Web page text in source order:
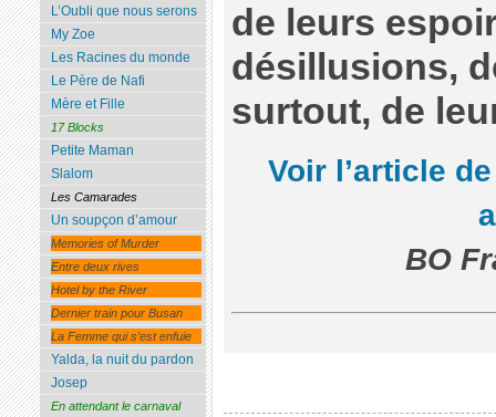
de leurs
désillusions,
surtout, de
Voir l’article
BO
L’Oubli que nous serons
My Zoe
Les Racines du monde
Le Père de Nafi
Mère et Fille
17 Blocks
Petite Maman
Slalom
Les Camarades
Un soupçon d’amour
Memories of Murder
Entre deux rives
Hotel by the River
Dernier train pour Busan
La Femme qui s’est enfuie
Yalda, la nuit du pardon
Josep
En attendant le carnaval